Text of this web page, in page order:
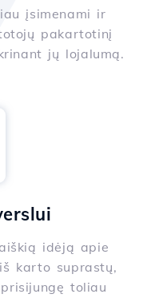
įsimenami ir
pakartotinį
jų lojalumą.
idėją apie
karto suprastų,
toliau